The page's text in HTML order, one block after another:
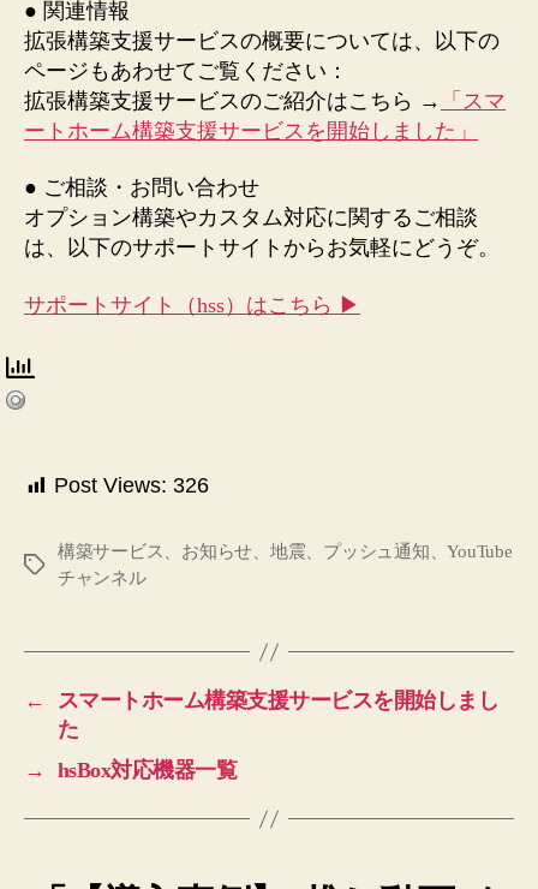
● 関連情報
拡張構築支援サービスの概要については、以下の
ページもあわせてご覧ください：
拡張構築支援サービスのご紹介はこちら →
「スマ
ートホーム構築支援サービスを開始しました」
● ご相談・お問い合わせ
オプション構築やカスタム対応に関するご相談
は、以下のサポートサイトからお気軽にどうぞ。
サポートサイト（hss）はこちら ▶︎
Post Views: 326
タ
構築サービス、お知らせ、地震、プッシュ通知、YouTube
チャンネル
←
スマートホーム構築支援サービスを開始しまし
た
→
hsBox対応機器一覧